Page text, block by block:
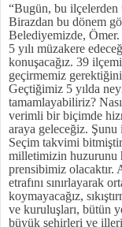
“Bugün, bu ilçelerden
Birazdan bu dönem
Belediyemizde, Ömer.
5 yılı müzakere
konuşacağız. 39
geçirmemiz
Geçtiğimiz 5 yılda
tamamlayabiliriz?
verimli bir biçimde
araya geleceğiz. Şunu
Seçim takvimi
milletimizin huzurunu
prensibimiz olacaktır.
etrafını sınırlayarak
koymayacağız,
ve kuruluşları, bütün
büyük şehirleri ve illeri,